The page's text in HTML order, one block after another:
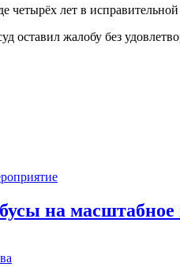
лет в
жалобу без
на